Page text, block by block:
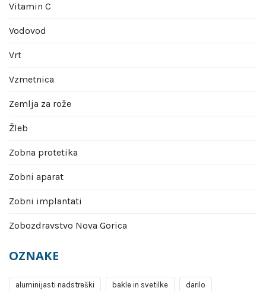
Vitamin C
Vodovod
Vrt
Vzmetnica
Zemlja za rože
Žleb
Zobna protetika
Zobni aparat
Zobni implantati
Zobozdravstvo Nova Gorica
OZNAKE
aluminijasti nadstreški bakle in svetilke darilo